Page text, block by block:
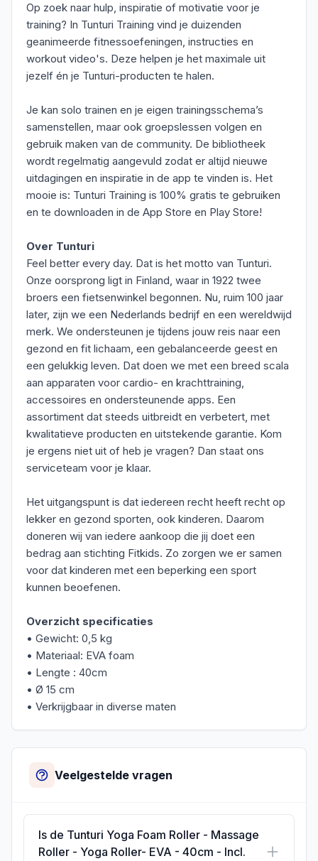
Op zoek naar hulp, inspiratie of motivatie voor je
training? In Tunturi Training vind je duizenden
geanimeerde fitnessoefeningen, instructies en
workout video's. Deze helpen je het maximale uit
jezelf én je Tunturi-producten te halen.
Je kan solo trainen en je eigen trainingsschema’s
samenstellen, maar ook groepslessen volgen en
gebruik maken van de community. De bibliotheek
wordt regelmatig aangevuld zodat er altijd nieuwe
uitdagingen en inspiratie in de app te vinden is. Het
mooie is: Tunturi Training is 100% gratis te gebruiken
en te downloaden in de App Store en Play Store!
Over Tunturi
Feel better every day. Dat is het motto van Tunturi.
Onze oorsprong ligt in Finland, waar in 1922 twee
broers een fietsenwinkel begonnen. Nu, ruim 100 jaar
later, zijn we een Nederlands bedrijf en een wereldwijd
merk. We ondersteunen je tijdens jouw reis naar een
gezond en fit lichaam, een gebalanceerde geest en
een gelukkig leven. Dat doen we met een breed scala
aan apparaten voor cardio- en krachttraining,
accessoires en ondersteunende apps. Een
assortiment dat steeds uitbreidt en verbetert, met
kwalitatieve producten en uitstekende garantie. Kom
je ergens niet uit of heb je vragen? Dan staat ons
serviceteam voor je klaar.
Het uitgangspunt is dat iedereen recht heeft recht op
lekker en gezond sporten, ook kinderen. Daarom
doneren wij van iedere aankoop die jij doet een
bedrag aan stichting Fitkids. Zo zorgen we er samen
voor dat kinderen met een beperking een sport
kunnen beoefenen.
Overzicht specificaties
• Gewicht: 0,5 kg
• Materiaal: EVA foam
• Lengte : 40cm
• Ø 15 cm
• Verkrijgbaar in diverse maten
Veelgestelde vragen
Is de Tunturi Yoga Foam Roller - Massage
Roller - Yoga Roller- EVA - 40cm - Incl.